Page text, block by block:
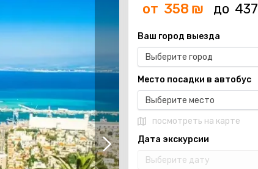
от 358 ₪ до 437
Ваш город выезда
Выберите город
Место посадки в автобус
Выберите место
посмотреть на карте
Дата экскурсии